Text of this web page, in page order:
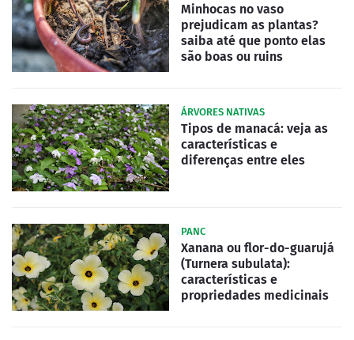
Minhocas no vaso
prejudicam as plantas?
saiba até que ponto elas
são boas ou ruins
ÁRVORES NATIVAS
Tipos de manacá: veja as
características e
diferenças entre eles
PANC
Xanana ou flor-do-guarujá
(Turnera subulata):
características e
propriedades medicinais